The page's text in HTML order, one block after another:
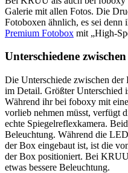
Galerie mit allen Fotos. Die
Fotoboxen ähnlich, es sei denn
Premium Fotobox mit „High-
Unterschiedene
Die Unterschiede zwischen
im Detail. Größter Unterschied
Während ihr bei foboxy mit
vorlieb nehmen müsst, verfügt
echte Spiegelreflexkamera.
Beleuchtung. Während die
der Box eingebaut ist, ist die
der Box positioniert. Bei
etwas bessere Beleuchtung.